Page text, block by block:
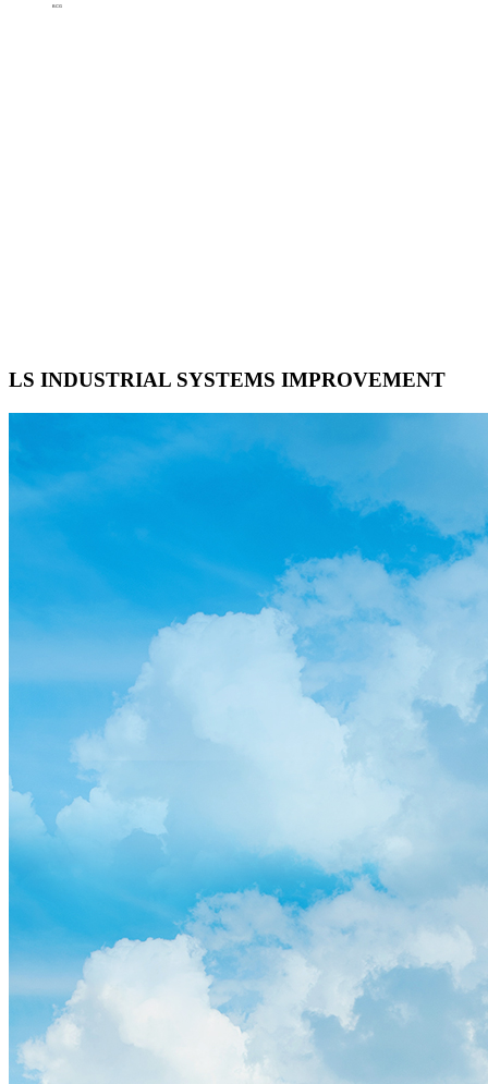
BCG
LS INDUSTRIAL SYSTEMS IMPROVEMENT